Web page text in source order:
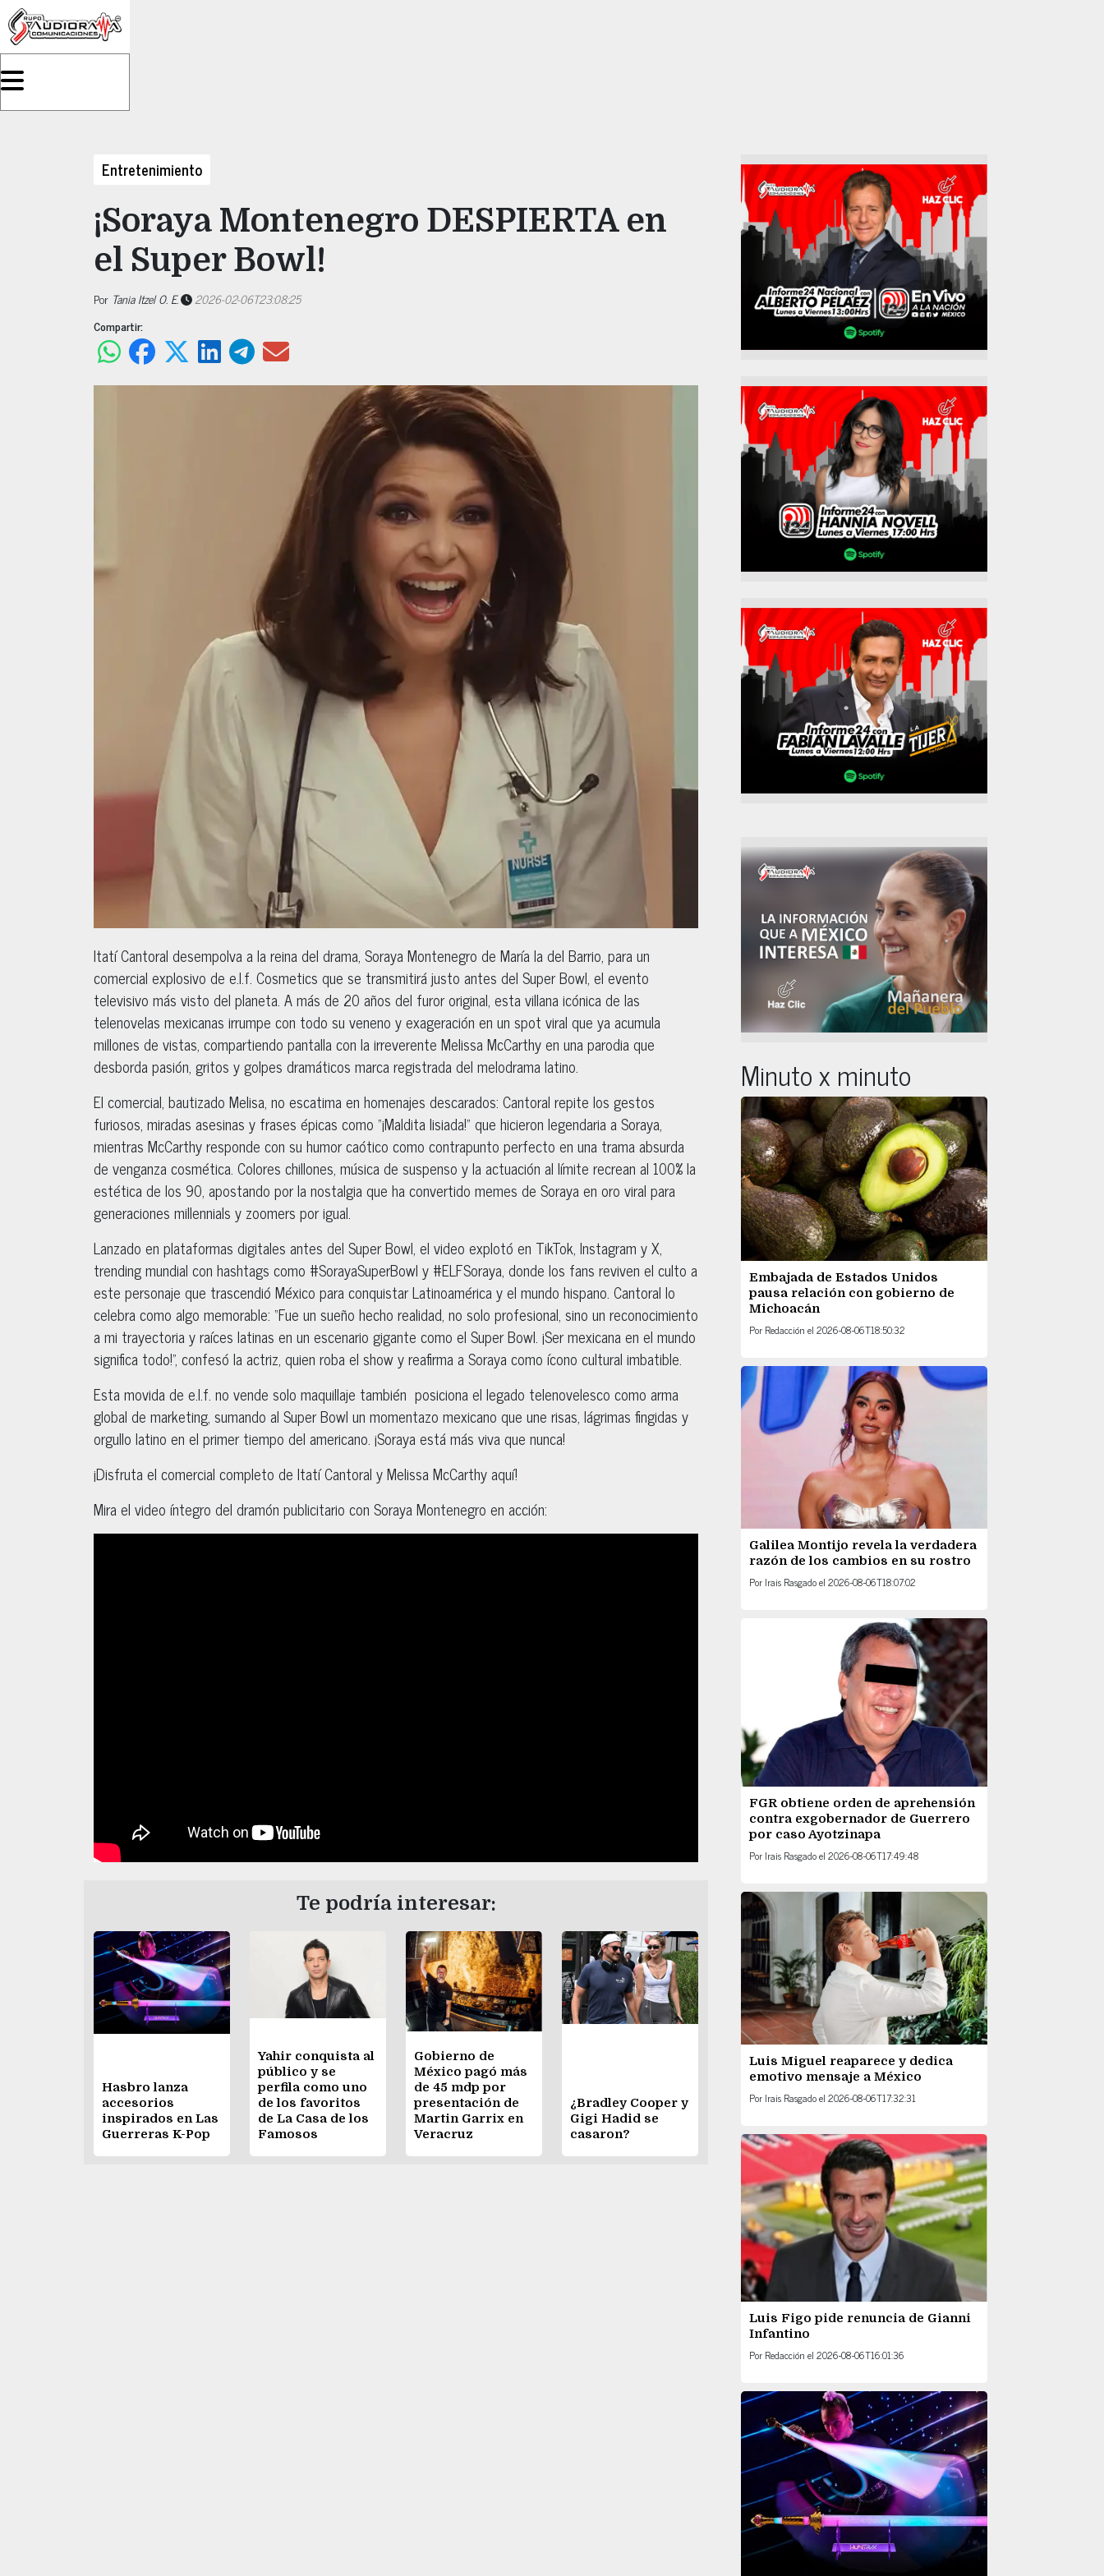
Entretenimiento
¡Soraya Montenegro DESPIERTA en
el Super Bowl!
Por Tania Itzel O. E.
2026-02-06T23:08:25
Compartir:
Itatí Cantoral desempolva a la reina del drama, Soraya Montenegro de María la del Barrio, para un
comercial explosivo de e.l.f. Cosmetics que se transmitirá justo antes del Super Bowl, el evento
televisivo más visto del planeta. A más de 20 años del furor original, esta villana icónica de las
telenovelas mexicanas irrumpe con todo su veneno y exageración en un spot viral que ya acumula
millones de vistas, compartiendo pantalla con la irreverente Melissa McCarthy en una parodia que
desborda pasión, gritos y golpes dramáticos marca registrada del melodrama latino.
El comercial, bautizado Melisa, no escatima en homenajes descarados: Cantoral repite los gestos
furiosos, miradas asesinas y frases épicas como “¡Maldita lisiada!” que hicieron legendaria a Soraya,
mientras McCarthy responde con su humor caótico como contrapunto perfecto en una trama absurda
de venganza cosmética. Colores chillones, música de suspenso y la actuación al límite recrean al 100% la
estética de los 90, apostando por la nostalgia que ha convertido memes de Soraya en oro viral para
generaciones millennials y zoomers por igual.
Lanzado en plataformas digitales antes del Super Bowl, el video explotó en TikTok, Instagram y X,
trending mundial con hashtags como #SorayaSuperBowl y #ELFSoraya, donde los fans reviven el culto a
este personaje que trascendió México para conquistar Latinoamérica y el mundo hispano. Cantoral lo
celebra como algo memorable: “Fue un sueño hecho realidad, no solo profesional, sino un reconocimiento
a mi trayectoria y raíces latinas en un escenario gigante como el Super Bowl. ¡Ser mexicana en el mundo
significa todo!”, confesó la actriz, quien roba el show y reafirma a Soraya como ícono cultural imbatible.
Esta movida de e.l.f. no vende solo maquillaje también posiciona el legado telenovelesco como arma
global de marketing, sumando al Super Bowl un momentazo mexicano que une risas, lágrimas fingidas y
orgullo latino en el primer tiempo del americano. ¡Soraya está más viva que nunca!
¡Disfruta el comercial completo de Itatí Cantoral y Melissa McCarthy aquí!
Mira el video íntegro del dramón publicitario con Soraya Montenegro en acción:
Te podría interesar:
Hasbro lanza
accesorios
inspirados en Las
Guerreras K-Pop
Yahir conquista al
público y se
perfila como uno
de los favoritos
de La Casa de los
Famosos
Gobierno de
México pagó más
de 45 mdp por
presentación de
Martin Garrix en
Veracruz
¿Bradley Cooper y
Gigi Hadid se
casaron?
Minuto x minuto
Embajada de Estados Unidos
pausa relación con gobierno de
Michoacán
Por Redacción el 2026-08-06T18:50:32
Galilea Montijo revela la verdadera
razón de los cambios en su rostro
Por Irais Rasgadoel 2026-08-06T18:07:02
FGR obtiene orden de aprehensión
contra exgobernador de Guerrero
por caso Ayotzinapa
Por Irais Rasgadoel 2026-08-06T17:49:48
Luis Miguel reaparece y dedica
emotivo mensaje a México
Por Irais Rasgadoel 2026-08-06T17:32:31
Luis Figo pide renuncia de Gianni
Infantino
Por Redacción el 2026-08-06T16:01:36